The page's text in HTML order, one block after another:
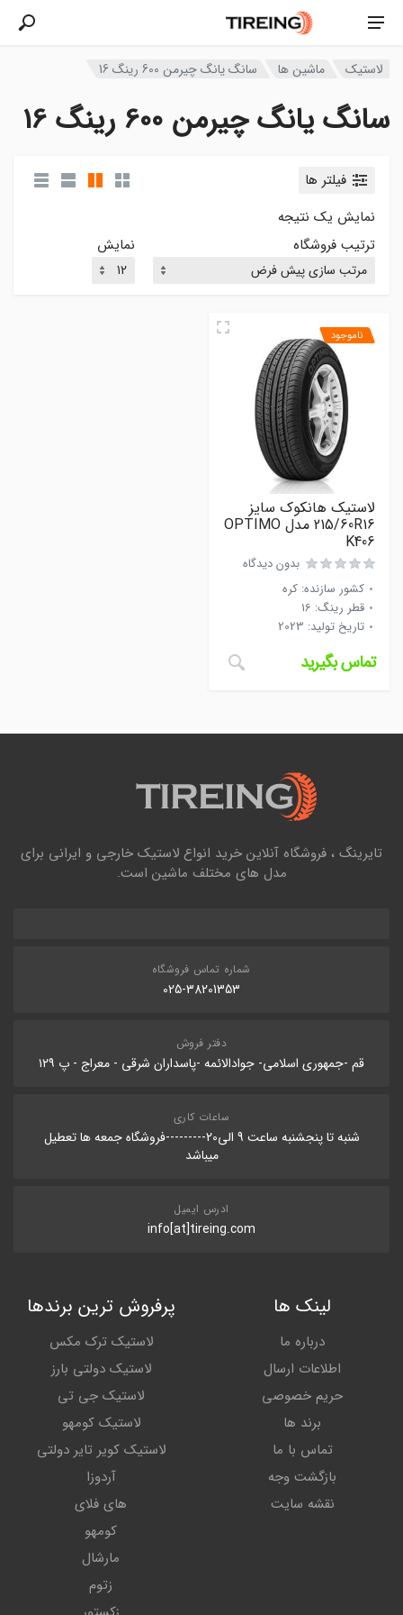
لاستیک ماشین ها سانگ یانگ چیرمن 600 رینگ 16
سانگ یانگ چیرمن 600 رینگ 16
فیلتر ها
نمایش یک نتیجه
ترتیب فروشگاه
نمایش
ناموجود
لاستیک هانکوک سایز
215/60R16 مدل OPTIMO
K406
بدون دیدگاه
کشور سازنده: کره
قطر رینگ:
16
تاریخ تولید:
2023
تماس بگیرید
تایرینگ ، فروشگاه آنلاین خرید انواع لاستیک خارجی و ایرانی برای
مدل های مختلف ماشین است.
شماره تماس فروشگاه
025-38201353
دفتر فروش
قم -جمهوری اسلامی- جوادالائمه -پاسداران شرقی - معراج - پ ۱۲۹
ساعات کاری
شنبه تا پنجشنبه ساعت 9 الی20---------فروشگاه جمعه ها تعطیل
میباشد
ادرس ایمیل
info[at]tireing.com
لینک ها
درباره ما
اطلاعات ارسال
حریم خصوصی
برند ها
تماس با ما
بازگشت وجه
نقشه سایت
پرفروش ترین برندها
لاستیک ترک مکس
لاستیک دولتی بارز
لاستیک جی تی
لاستیک کومهو
لاستیک کویر تایر دولتی
آردوزا
های فلای
کومهو
مارشال
زتوم